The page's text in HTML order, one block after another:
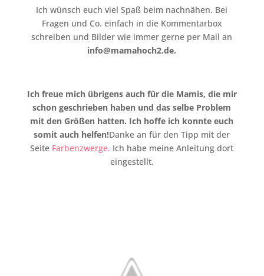
Ich wünsch euch viel Spaß beim nachnähen. Bei
Fragen und Co. einfach in die Kommentarbox
schreiben und Bilder wie immer gerne per Mail an
info@mamahoch2.de.
Ich freue mich übrigens auch für die Mamis, die mir
schon geschrieben haben und das selbe Problem
mit den Größen hatten. Ich hoffe ich konnte euch
somit auch helfen!Danke an für den Tipp mit der
Seite Farbenzwerge. Ich habe meine Anleitung dort
eingestellt.